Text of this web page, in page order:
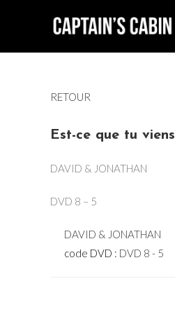
RETOUR
Est-ce que tu
DAVID & JONATHAN
DVD 8 – 5
DAVID & JONATHAN
code DVD : DVD 8 - 5